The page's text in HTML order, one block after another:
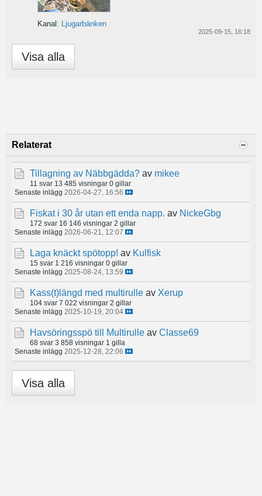
Kanal: Ljugarbänken
2025-09-15, 16:18
Visa alla
Relaterat
Tillagning av Näbbgädda? av mikee
11 svar 13 485 visningar 0 gillar
Senaste inlägg 2026-04-27, 16:56
Fiskat i 30 år utan ett enda napp. av NickeGbg
172 svar 16 146 visningar 2 gillar
Senaste inlägg 2026-06-21, 12:07
Laga knäckt spötopp! av Kulfisk
15 svar 1 216 visningar 0 gillar
Senaste inlägg 2025-08-24, 13:59
Kass(t)längd med multirulle av Xerup
104 svar 7 022 visningar 2 gillar
Senaste inlägg 2025-10-19, 20:04
Havsöringsspö till Multirulle av Classe69
68 svar 3 858 visningar 1 gilla
Senaste inlägg 2025-12-28, 22:06
Visa alla